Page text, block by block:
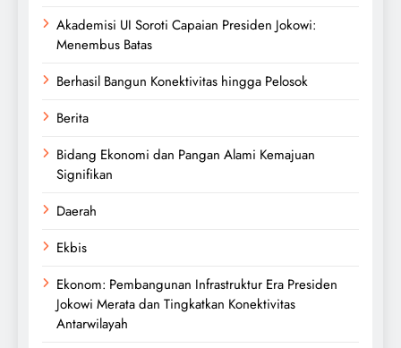
Akademisi UI Soroti Capaian Presiden Jokowi:
Menembus Batas
Berhasil Bangun Konektivitas hingga Pelosok
Berita
Bidang Ekonomi dan Pangan Alami Kemajuan
Signifikan
Daerah
Ekbis
Ekonom: Pembangunan Infrastruktur Era Presiden
Jokowi Merata dan Tingkatkan Konektivitas
Antarwilayah